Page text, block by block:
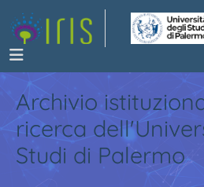
Archivio
ricerca
Studi di Palermo